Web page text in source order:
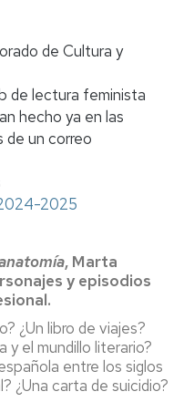
de Cultura y
de lectura feminista
hecho ya en las
de un correo
2025
, Marta
y episodios
¿Un libro de viajes?
y el mundillo literario?
entre los siglos
¿Una carta de suicidio?